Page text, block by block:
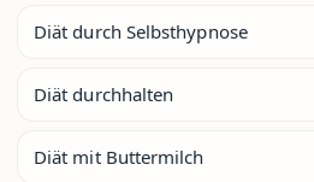
Diät durch Selbsthypnose
Diät durchhalten
Diät mit Buttermilch